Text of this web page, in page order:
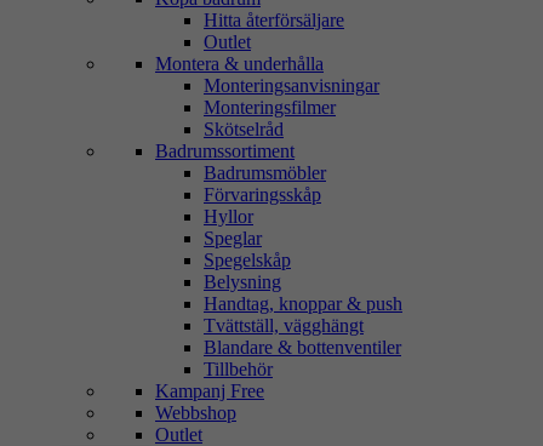
Hitta återförsäljare
Outlet
Montera & underhålla
Monteringsanvisningar
Monteringsfilmer
Skötselråd
Badrumssortiment
Badrumsmöbler
Förvaringsskåp
Hyllor
Speglar
Spegelskåp
Belysning
Handtag, knoppar & push
Tvättställ, vägghängt
Blandare & bottenventiler
Tillbehör
Kampanj Free
Webbshop
Outlet